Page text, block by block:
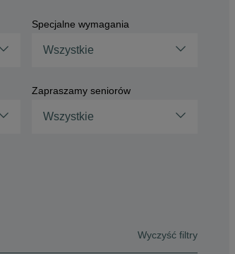
Specjalne wymagania
Wszystkie
Zapraszamy seniorów
Wszystkie
Wyczyść filtry